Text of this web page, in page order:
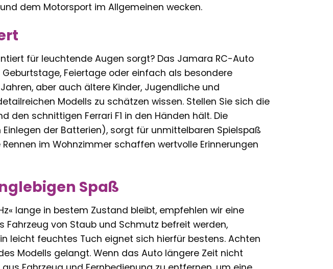
dem Motorsport im Allgemeinen wecken.
für leuchtende Augen sorgt? Das Jamara RC-Auto
Geburtstage, Feiertage oder einfach als besondere
aber auch ältere Kinder, Jugendliche und
Modells zu schätzen wissen. Stellen Sie sich die
den schnittigen Ferrari F1 in den Händen hält. Die
der Batterien), sorgt für unmittelbaren Spielspaß
im Wohnzimmer schaffen wertvolle Erinnerungen
Spaß
lange in bestem Zustand bleibt, empfehlen wir eine
von Staub und Schmutz befreit werden,
leicht feuchtes Tuch eignet sich hierfür bestens. Achten
Modells gelangt. Wenn das Auto längere Zeit nicht